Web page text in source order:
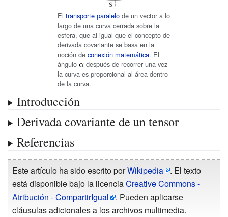
El transporte paralelo de un vector a lo
largo de una curva cerrada sobre la
esfera, que al igual que el concepto de
derivada covariante se basa en la
noción de conexión matemática. El
ángulo {\displaystyle
\alpha }
después de recorrer una vez
la curva es proporcional al área dentro
de la curva.
Introducción
Derivada covariante de un tensor
Referencias
Este artículo ha sido escrito porWikipedia
. El texto
está disponible bajo la licenciaCreative Commons -
Atribución - CompartirIgual
. Pueden aplicarse
cláusulas adicionales a los archivos multimedia.